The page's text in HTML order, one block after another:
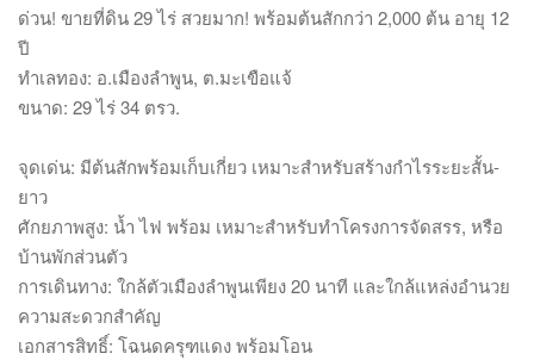
ด่วน! ขายที่ดิน 29 ไร่ สวยมาก! พร้อมต้นสักกว่า 2,000 ต้น อายุ 12
ปี
ทำเลทอง: อ.เมืองลำพูน, ต.มะเขือแจ้
ขนาด: 29 ไร่ 34 ตรว.
จุดเด่น: มีต้นสักพร้อมเก็บเกี่ยว เหมาะสำหรับสร้างกำไรระยะสั้น-
ยาว
ศักยภาพสูง: น้ำ ไฟ พร้อม เหมาะสำหรับทำโครงการจัดสรร, หรือ
บ้านพักส่วนตัว
การเดินทาง: ใกล้ตัวเมืองลำพูนเพียง 20 นาที และใกล้แหล่งอำนวย
ความสะดวกสำคัญ
เอกสารสิทธิ์: โฉนดครุฑแดง พร้อมโอน